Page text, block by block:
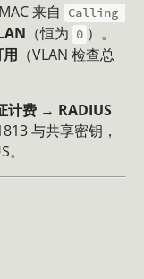
来自
Calling-
（恒为 0 ）。
（VLAN 检查总
计费 → RADIUS
与共享密钥，